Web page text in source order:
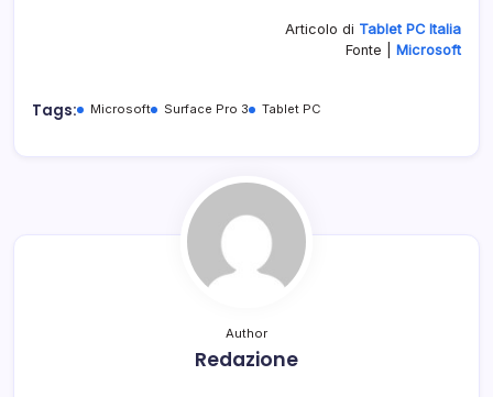
Articolo di Tablet PC Italia
Fonte | Microsoft
Tags: Microsoft Surface Pro 3 Tablet PC
Author
Redazione